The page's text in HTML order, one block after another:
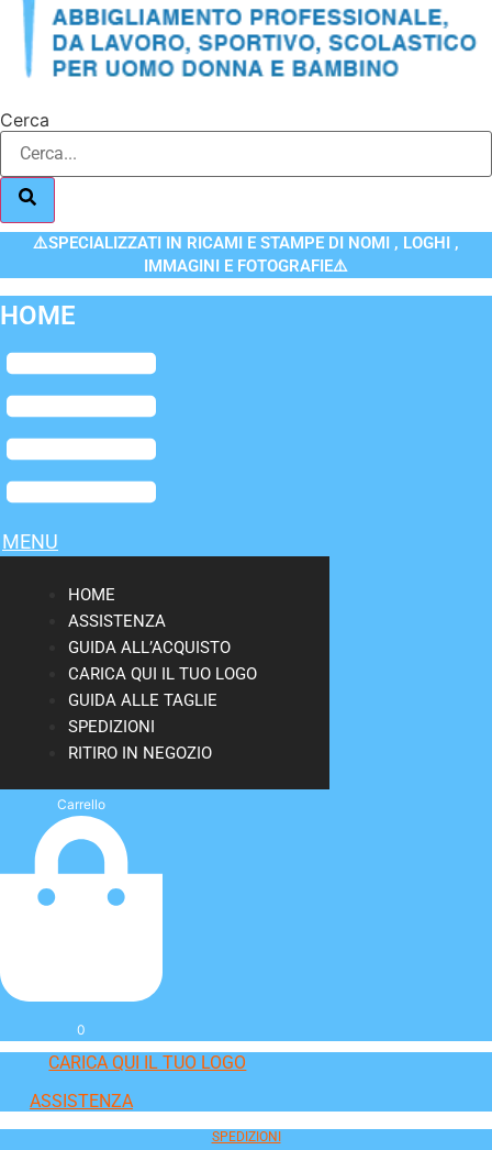
Cerca
⚠️SPECIALIZZATI IN RICAMI E STAMPE DI NOMI , LOGHI ,
IMMAGINI E FOTOGRAFIE⚠️
HOME
Flyout
Menu
MENU
HOME
ASSISTENZA
GUIDA ALL’ACQUISTO
CARICA QUI IL TUO LOGO
GUIDA ALLE TAGLIE
SPEDIZIONI
RITIRO IN NEGOZIO
Carrello
0
CARICA QUI IL TUO LOGO
ASSISTENZA
SPEDIZIONI